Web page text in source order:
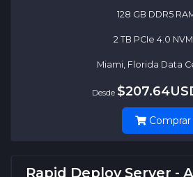
128 GB DDR5
2 TB PCIe 4.0
Miami, Florida Data
Desde
Comprar
Rapid Deploy Server -